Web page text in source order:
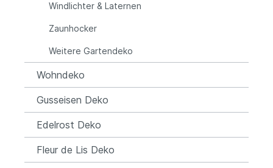
Windlichter & Laternen
Zaunhocker
Weitere Gartendeko
Wohndeko
Gusseisen Deko
Edelrost Deko
Fleur de Lis Deko